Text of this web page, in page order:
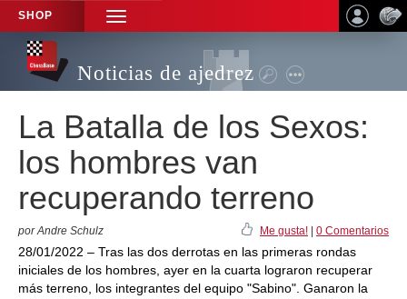
SHOP
TOGGLE
NAVIGATION
Noticias de ajedrez
La Batalla de los Sexos:
los hombres van
recuperando terreno
por Andre Schulz Me gusta! 0 Comentarios
28/01/2022 – Tras las dos derrotas en las primeras rondas
iniciales de los hombres, ayer en la cuarta lograron recuperar
más terreno, los integrantes del equipo "Sabino". Ganaron la